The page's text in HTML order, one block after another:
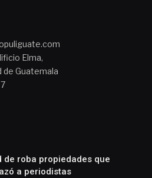
Elma,
de Guatemala
de roba propiedades que
a periodistas